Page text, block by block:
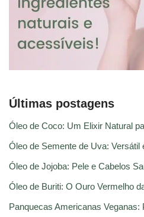
Últimas postagens
Óleo de Coco: Um Elixir Natural
Óleo de Semente de Uva: Versátil
Óleo de Jojoba: Pele e Cabelos
Óleo de Buriti: O Ouro Vermelho
Panquecas Americanas Veganas: